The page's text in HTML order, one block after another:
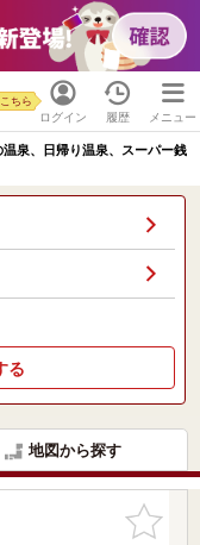
ログイン
ちら
履歴 メニュー
泉、日帰り温泉、スーパー銭
る
地図から探す
お気に入
りに追加